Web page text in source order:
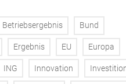
Betriebsergebnis Bund
Ergebnis EU Europa
ING Innovation